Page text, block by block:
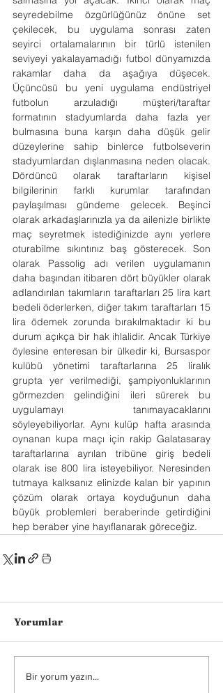
seyredebilme özgürlüğünüz önüne set
çekilecek, bu uygulama sonrası zaten
seyirci ortalamalarının bir türlü istenilen
seviyeyi yakalayamadığı futbol dünyamızda
rakamlar daha da aşağıya düşecek.
Üçüncüsü bu yeni uygulama endüstriyel
futbolun arzuladığı müşteri/taraftar
formatının stadyumlarda daha fazla yer
bulmasına buna karşın daha düşük gelir
düzeylerine sahip binlerce futbolseverin
stadyumlardan dışlanmasına neden olacak.
Dördüncü olarak taraftarların kişisel
bilgilerinin farklı kurumlar tarafından
paylaşılması gündeme gelecek. Beşinci
olarak arkadaşlarınızla ya da ailenizle birlikte
maç seyretmek istediğinizde aynı yerlere
oturabilme sıkıntınız baş gösterecek. Son
olarak Passolig adı verilen uygulamanın
daha başından itibaren dört büyükler olarak
adlandırılan takımların taraftarları 25 lira kart
bedeli öderlerken, diğer takım taraftarları 15
lira ödemek zorunda bırakılmaktadır ki bu
durum açıkça bir hak ihlalidir. Ancak Türkiye
öylesine enteresan bir ülkedir ki, Bursaspor
kulübü yönetimi taraftarlarına 25 liralık
grupta yer verilmediği, şampiyonluklarının
görmezden gelindiğini ileri sürerek bu
uygulamayı tanımayacaklarını
söyleyebiliyorlar. Aynı kulüp hafta arasında
oynanan kupa maçı için rakip Galatasaray
taraftarlarına ayrılan tribüne giriş bedeli
olarak ise 800 lira isteyebiliyor. Neresinden
tutmaya kalksanız elinizde kalan bir yapının
çözüm olarak ortaya koyduğunun daha
büyük problemleri beraberinde getirdiğini
hep beraber yine hayıflanarak göreceğiz.
Yorumlar
Bir yorum yazın...